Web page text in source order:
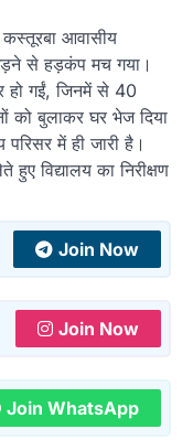
आवासीय
से हड़कंप मच गया।
हो गईं, जिनमें से 40
को बुलाकर घर भेज दिया
में ही जारी है।
विद्यालय का निरीक्षण
Join Now
Join Now
Join WhatsApp